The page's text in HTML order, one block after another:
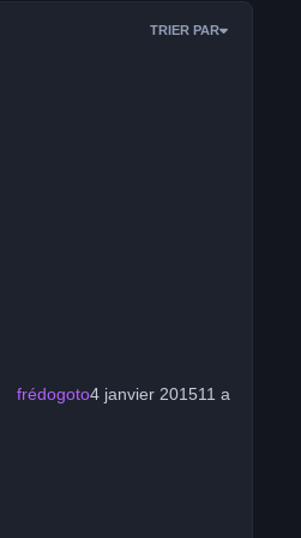
TRIER PAR
frédogoto4 janvier 201511 a